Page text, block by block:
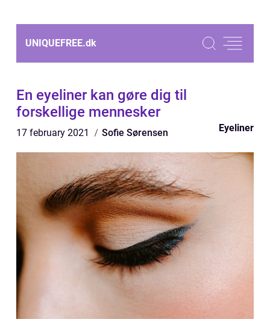
UNIQUEFREE.dk
En eyeliner kan gøre dig til
forskellige mennesker
17 february 2021 Sofie Sørensen Eyeliner